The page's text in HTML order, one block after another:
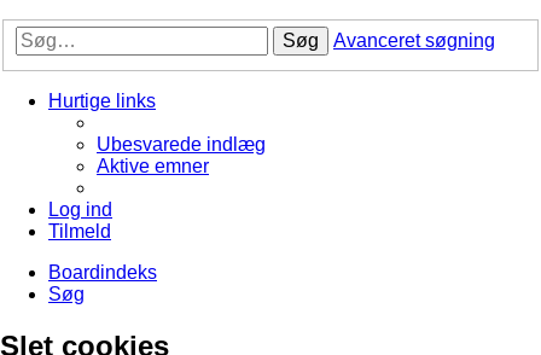
Søg Avanceret søgning
Hurtige links
Ubesvarede indlæg
Aktive emner
Log ind
Tilmeld
Boardindeks
Søg
Slet cookies